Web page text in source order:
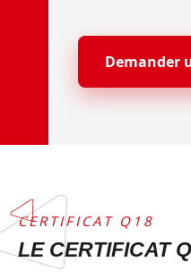
Demander
CERTIFICAT Q18
LE CERTIFICAT